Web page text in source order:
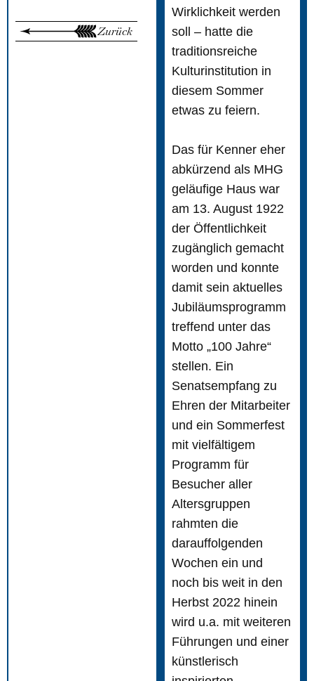
Zurück
Wirklichkeit werden
soll – hatte die
traditionsreiche
Kulturinstitution in
diesem Sommer
etwas zu feiern.
Das für Kenner eher
abkürzend als MHG
geläufige Haus war
am 13. August 1922
der Öffentlichkeit
zugänglich gemacht
worden und konnte
damit sein aktuelles
Jubiläumsprogramm
treffend unter das
Motto „100 Jahre“
stellen. Ein
Senatsempfang zu
Ehren der Mitarbeiter
und ein Sommerfest
mit vielfältigem
Programm für
Besucher aller
Altersgruppen
rahmten die
darauffolgenden
Wochen ein und
noch bis weit in den
Herbst 2022 hinein
wird u.a. mit weiteren
Führungen und einer
künstlerisch